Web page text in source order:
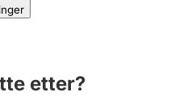
etter?